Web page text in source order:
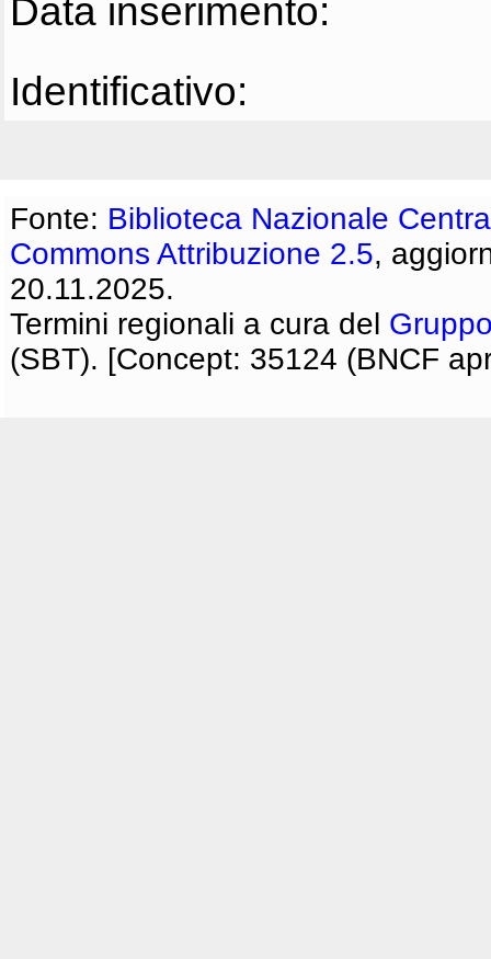
Data inserimento:
Identificativo:
Fonte: Biblioteca Nazionale
Commons Attribuzione 2.5,
20.11.2025.
Termini regionali a cura del
(SBT). [Concept: 35124 (BNCF